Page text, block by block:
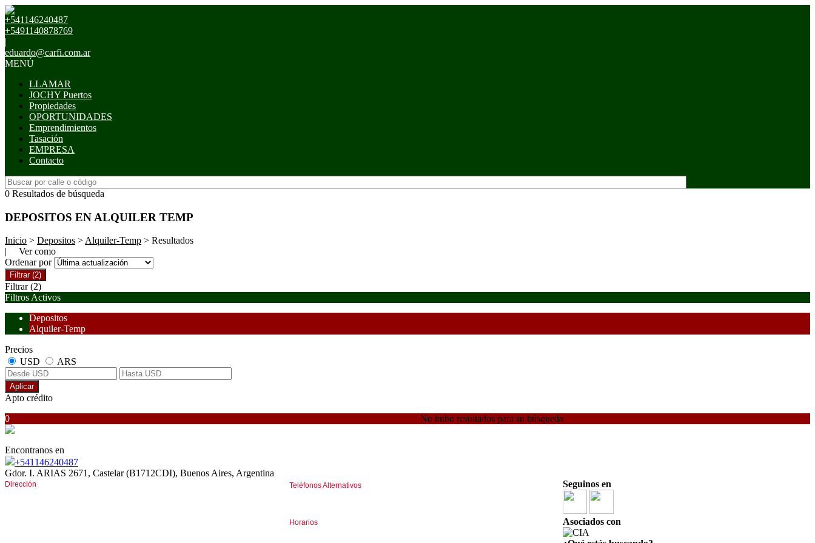
+541146240487
+5491140878769
|
eduardo@carfi.com.ar
MENÚ
LLAMAR
JOCHY Puertos
Propiedades
OPORTUNIDADES
Emprendimientos
Tasación
EMPRESA
Contacto
0 Resultados de búsqueda
DEPOSITOS EN ALQUILER TEMP
Inicio > Depositos >Alquiler-Temp > Resultados
| Ver como
Ordenar por
Filtrar (2)
Filtrar (2)
Filtros Activos
Depositos
Alquiler-Temp
Precios
USD
ARS
Aplicar
Apto crédito
No hubo resultados para su búsqueda
0
Encontranos en
+541146240487
Gdor. I. ARIAS 2671, Castelar (B1712CDI), Buenos Aires, Argentina
Dirección Teléfonos Alternativos
Horarios
Seguinos en
Asociados con